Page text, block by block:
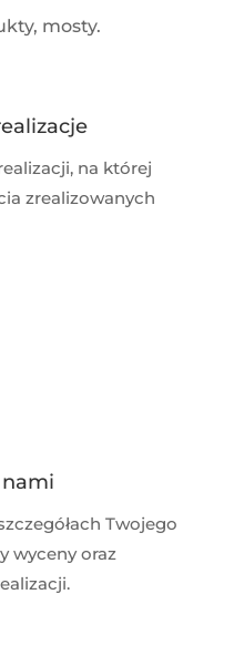
mosty.
na której
zrealizowanych
Twojego
wyceny oraz